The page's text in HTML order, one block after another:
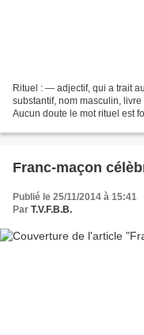
Rituel : — adjectif, qui a trait
substantif, nom masculin,
Aucun doute le mot rituel est
Franc-maçon
Publié le 25/11/2014 à 15:41
Par T.V.F.B.B.